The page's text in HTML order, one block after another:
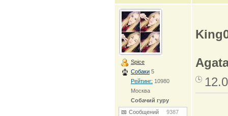
Spice
Собаки 5
Рейтинг: 10980
Москва
Собачий гуру
Сообщений 9387